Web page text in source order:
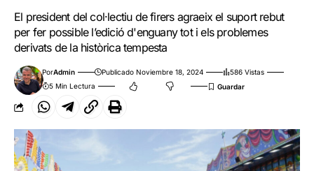
El president del col·lectiu de firers agraeix el suport rebut
per fer possible l’edició d'enguany tot i els problemes
derivats de la històrica tempesta
PorAdmin Publicado Noviembre 18, 2024
586 Vistas
5 Min Lectura